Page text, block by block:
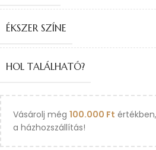
ÉKSZER SZÍNE
HOL TALÁLHATÓ?
Vásárolj még 100.000 Ft
a házhozszállítás!